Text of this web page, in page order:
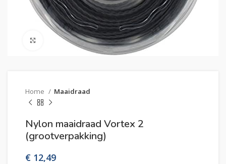
Click to enlarge
Home Maaidraad
Nylon maaidraad Vortex 2
(grootverpakking)
€